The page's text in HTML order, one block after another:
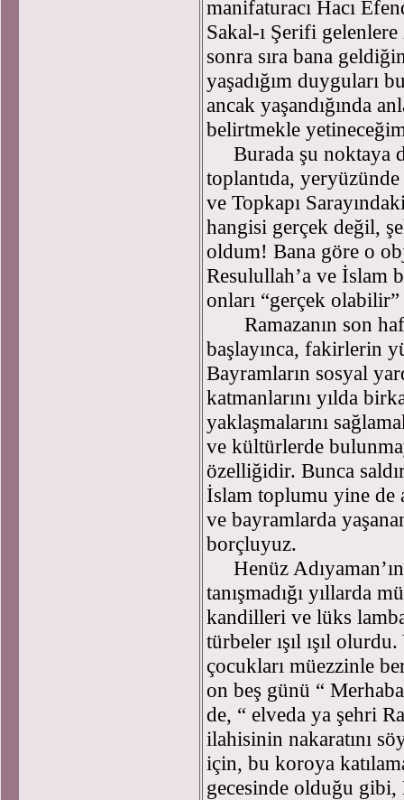
manifaturacı Hacı
Sakal-ı Şerifi
sonra sıra bana
yaşadığım duyguları
ancak yaşandığında
belirtmekle
Burada şu noktaya
toplantıda,
ve Topkapı
hangisi gerçek değil,
oldum! Bana göre o
Resulullah’a ve İslam
onları “gerçek
Ramazanın son
başlayınca, fakirlerin
Bayramların sosyal
katmanlarını yılda
yaklaşmalarını
ve kültürlerde
özelliğidir. Bunca
İslam toplumu yine de
ve bayramlarda
borçluyuz.
Henüz
tanışmadığı yıllarda
kandilleri ve lüks
türbeler ışıl ışıl
çocukları müezzinle
on beş günü “
de, “ elveda ya şehri
ilahisinin nakaratını
için, bu koroya
gecesinde olduğu